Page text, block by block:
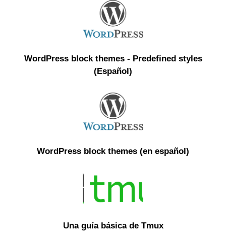
WordPress block themes - Predefined styles
(Español)
WordPress block themes (en español)
Una guía básica de Tmux